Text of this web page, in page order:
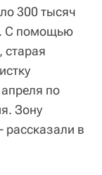
300 тысяч
С помощью
старая
по
Зону
рассказали в